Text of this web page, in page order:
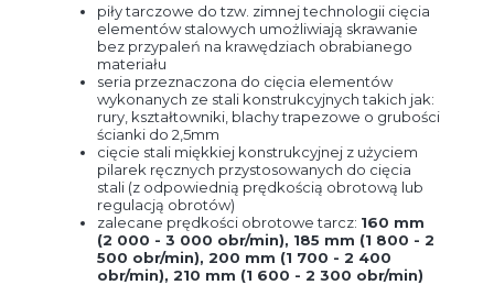
piły tarczowe do tzw. zimnej technologii cięcia
elementów stalowych umożliwiają skrawanie
bez przypaleń na krawędziach obrabianego
materiału
seria przeznaczona do cięcia elementów
wykonanych ze stali konstrukcyjnych takich jak:
rury, kształtowniki, blachy trapezowe o grubości
ścianki do 2,5mm
cięcie stali miękkiej konstrukcyjnej z użyciem
pilarek ręcznych przystosowanych do cięcia
stali (z odpowiednią prędkością obrotową lub
regulacją obrotów)
zalecane prędkości obrotowe tarcz: 160 mm
(2 000 - 3 000 obr/min), 185 mm (1 800 - 2
500 obr/min), 200 mm (1 700 - 2 400
obr/min), 210 mm (1 600 - 2 300 obr/min)